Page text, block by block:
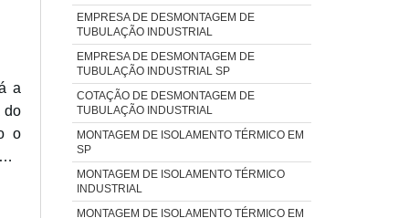
a
e
a
a
a
do
o
EMPRESA DE DESMONTAGEM DE
TUBULAÇÃO INDUSTRIAL
EMPRESA DE DESMONTAGEM DE
TUBULAÇÃO INDUSTRIAL SP
COTAÇÃO DE DESMONTAGEM DE
TUBULAÇÃO INDUSTRIAL
MONTAGEM DE ISOLAMENTO TÉRMICO EM
SP
MONTAGEM DE ISOLAMENTO TÉRMICO
INDUSTRIAL
MONTAGEM DE ISOLAMENTO TÉRMICO EM